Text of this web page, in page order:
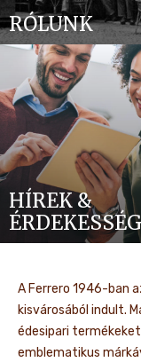
RÓLUNK
HÍREK &
A Ferrero 1946-ban
kisvárosából indult.
édesipari
emblematikus